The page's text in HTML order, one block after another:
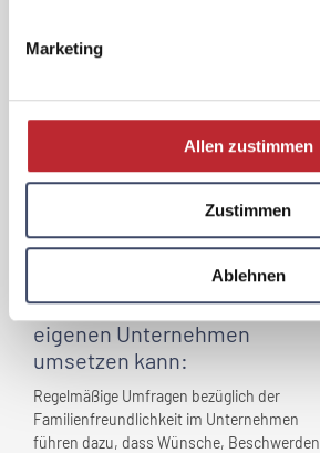
Marketing
Allen zustimmen
Zustimmen
Ablehnen
Unterstützung von Mitarbeitern bei
nach Möglichkeit eine Arbeitszeitregelung
vereinbart werden, die sich mit den
jeweiligen Familieninteressen vereinbaren
Papamonat wird unterstützt.
Ein Tipp, den man schnellim
eigenen Unternehmen
umsetzen kann:
Regelmäßige Umfragen bezüglich der
Familienfreundlichkeit im Unternehmen
führen dazu, dass Wünsche, Beschwerden